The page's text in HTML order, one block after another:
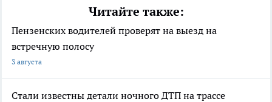
Читайте также:
Пензенских водителей проверят на выезд на
встречную полосу
3 августа
Стали известны детали ночного ДТП на трассе